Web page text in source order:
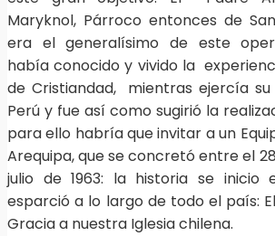
Maryknol, Párroco entonces de
era el generalísimo de este
había conocido y vivido la
de Cristiandad, mientras ejercía
Perú y fue así como sugirió la
para ello habría que invitar a un
Arequipa, que se concretó entre el 28
julio de 1963: la historia se inicio
esparció a lo largo de todo el país:
Gracia a nuestra Iglesia chilena.